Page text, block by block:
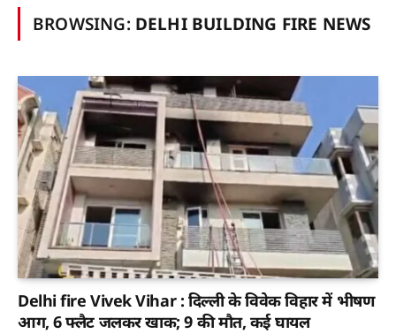
BROWSING: DELHI BUILDING FIRE NEWS
Delhi fire Vivek Vihar : दिल्ली के विवेक विहार में भीषण
आग, 6 फ्लैट जलकर खाक; 9 की मौत, कई घायल